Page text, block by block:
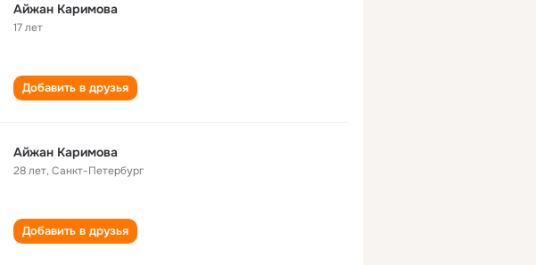
Айжан Каримова
17 лет
Добавить в друзья
Айжан Каримова
28 лет,Санкт-Петербург
Добавить в друзья